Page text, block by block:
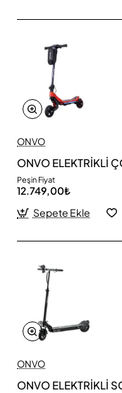
ONVO
ONVO ELEKTRİKLİ
Peşin Fiyat
12.749,00₺
Sepete Ekle
ONVO
ONVO ELEKTRİKLİ